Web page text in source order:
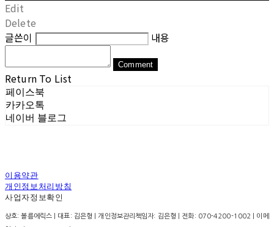
Edit
Delete
글쓴이
내용
Comment
Return To List
페이스북
카카오톡
네이버 블로그
이용약관
개인정보처리방침
사업자정보확인
상호: 볼름에릭스 | 대표: 김은형 | 개인정보관리책임자: 김은형 | 전화: 070-4200-1002 | 이메